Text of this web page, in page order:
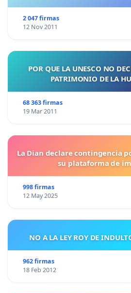
2 047 firmas
12 Nov 2011
POR QUE LA UNESCO NO
PATRIMONIO DE LA
68 363 firmas
19 Mar 2011
La Dian declare contingencia
su plataforma de
998 firmas
12 May 2025
NO A LA LEY ROY DE
962 firmas
18 Feb 2012